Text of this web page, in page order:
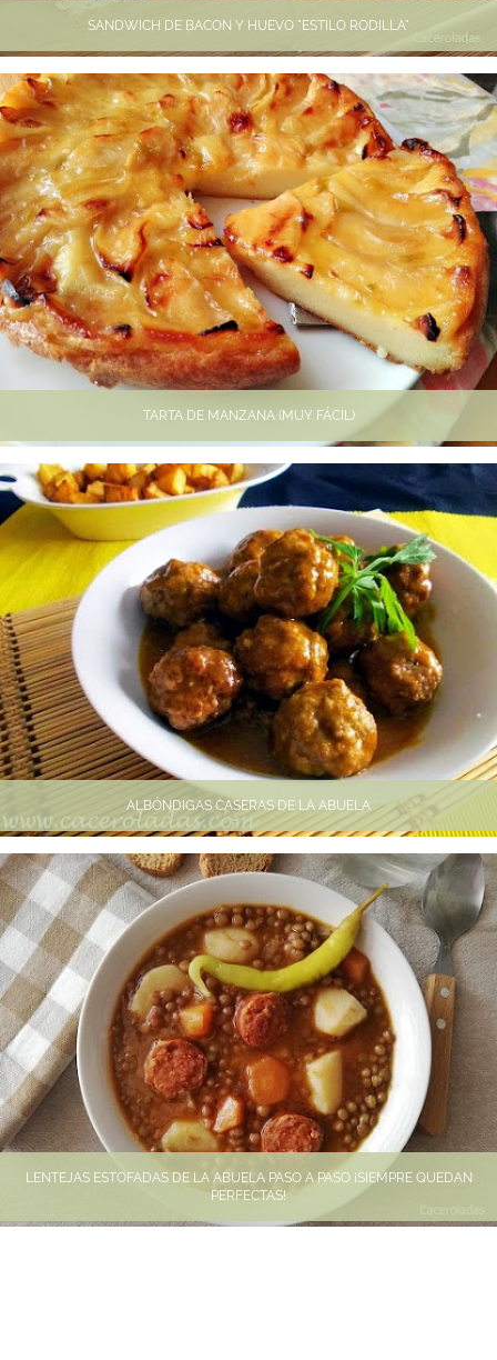
SANDWICH DE BACON Y HUEVO "ESTILO RODILLA"
TARTA DE MANZANA (MUY FÁCIL)
ALBÓNDIGAS CASERAS DE LA ABUELA
LENTEJAS ESTOFADAS DE LA ABUELA PASO A PASO ¡SIEMPRE QUEDAN
PERFECTAS!